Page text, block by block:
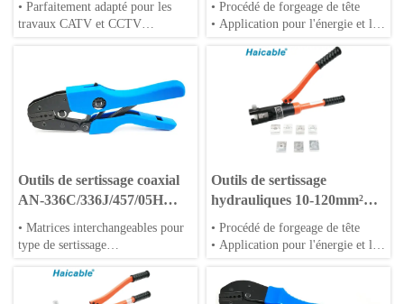
• Parfaitement adapté pour les
travaux CATV et CCTV
connecteurs de compression
• Procédé de forgeage de tête
• Application pour l'énergie et le
• Corps en alliage d'aluminium ou
• Matrices spéciales disponibles
Outils de sertissage coaxial
AN-336C/336J/457/05H
/02H
• Matrices interchangeables pour
type de sertissage
sertissage
• Utilisable pour bornes de câble
Outils de sertissage
hydrauliques 10-120mm²
YQ-120
• Procédé de forgeage de tête
• Application pour l'énergie et le
• Corps en alliage d'aluminium ou
en acier